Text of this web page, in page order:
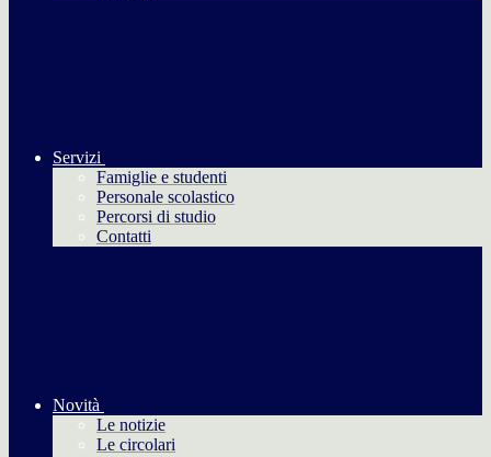
Servizi
Famiglie e studenti
Personale scolastico
Percorsi di studio
Contatti
Novità
Le notizie
Le circolari